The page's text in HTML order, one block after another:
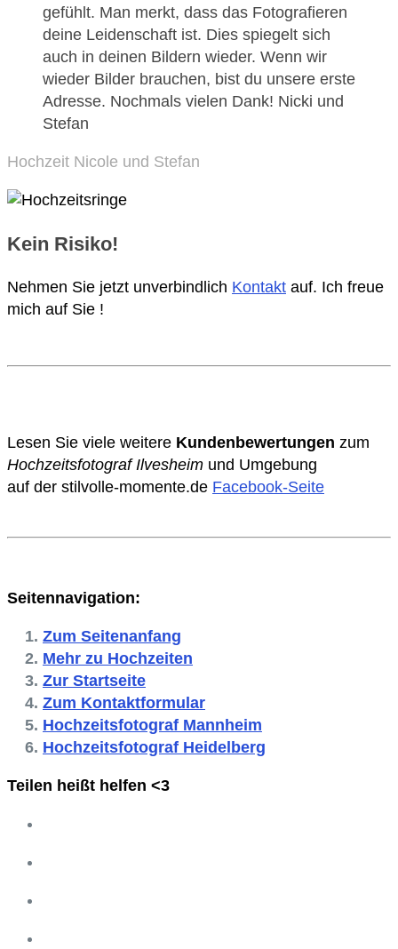
gefühlt. Man merkt, dass das Fotografieren
deine Leidenschaft ist. Dies spiegelt sich
auch in deinen Bildern wieder. Wenn wir
wieder Bilder brauchen, bist du unsere erste
Adresse. Nochmals vielen Dank! Nicki und
Stefan
Hochzeit Nicole und Stefan
Kein Risiko!
Nehmen Sie jetzt unverbindlich Kontakt auf. Ich freue
mich auf Sie !
Lesen Sie viele weitere Kundenbewertungen zum
Hochzeitsfotograf Ilvesheim und Umgebung
auf der stilvolle-momente.de Facebook-Seite
Seitennavigation:
Zum Seitenanfang
Mehr zu Hochzeiten
Zur Startseite
Zum Kontaktformular
Hochzeitsfotograf Mannheim
Hochzeitsfotograf Heidelberg
Teilen heißt helfen <3